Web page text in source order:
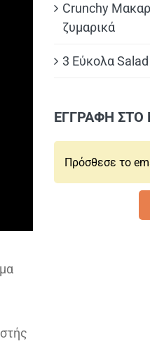
Crunchy
ζυμαρικά
3 Εύκολα
ΕΓΓΡΑΦΗ ΣΤΟ